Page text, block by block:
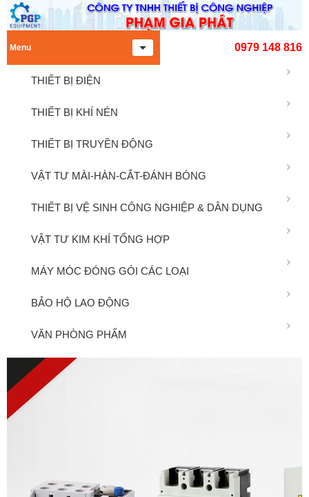
0979 148 816
Menu
THIẾT BỊ ĐIỆN
THIẾT BỊ KHÍ NÉN
THIẾT BỊ TRUYỀN ĐỘNG
VẬT TƯ MÀI-HÀN-CẮT-ĐÁNH BÓNG
THIẾT BỊ VỆ SINH CÔNG NGHIỆP & DÂN DỤNG
VẬT TƯ KIM KHÍ TỔNG HỢP
MÁY MÓC ĐÓNG GÓI CÁC LOẠI
BẢO HỘ LAO ĐỘNG
VĂN PHÒNG PHẨM